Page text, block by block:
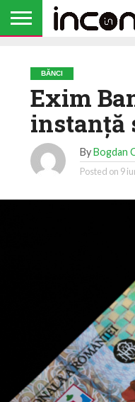
BĂNCI
Exim
instanță
ByBogdan
Posted on 9